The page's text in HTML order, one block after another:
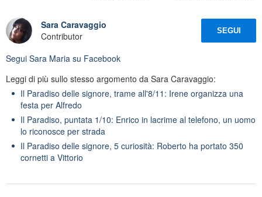
Sara Caravaggio
Contributor
SEGUI
Segui Sara Maria su Facebook
Leggi di più sullo stesso argomento da Sara Caravaggio:
Il Paradiso delle signore, trame all'8/11: Irene organizza una
festa per Alfredo
Il Paradiso, puntata 1/10: Enrico in lacrime al telefono, un uomo
lo riconosce per strada
Il Paradiso delle signore, 5 curiosità: Roberto ha portato 350
cornetti a Vittorio